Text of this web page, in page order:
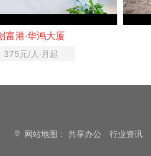
雷格斯·德力西大厦
648元/人·月起
网站地图： 共享办公 行业资讯